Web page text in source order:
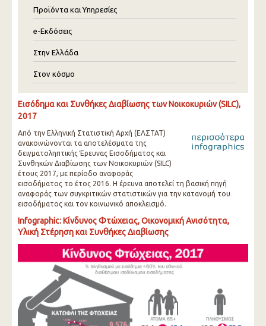
Προϊόντα και Υπηρεσίες
e-Εκδόσεις
Στην Ελλάδα
Στον κόσμο
Εισόδημα και Συνθήκες Διαβίωσης των Νοικοκυριών (SILC),
2017
Από την Ελληνική Στατιστική Αρχή (ΕΛΣΤΑΤ)
ανακοινώνονται τα αποτελέσματα της
δειγματοληπτικής Έρευνας Εισοδήματος και
Συνθηκών Διαβίωσης των Νοικοκυριών (SILC)
έτους 2017, με περίοδο αναφοράς
εισοδήματος το έτος 2016. Η έρευνα αποτελεί τη βασική πηγή
αναφοράς των συγκριτικών στατιστικών για την κατανομή του
εισοδήματος και τον κοινωνικό αποκλεισμό.
Infographic: Κίνδυνος Φτώχειας, Οικονομική Ανισότητα,
Υλική Στέρηση και Συνθήκες Διαβίωσης